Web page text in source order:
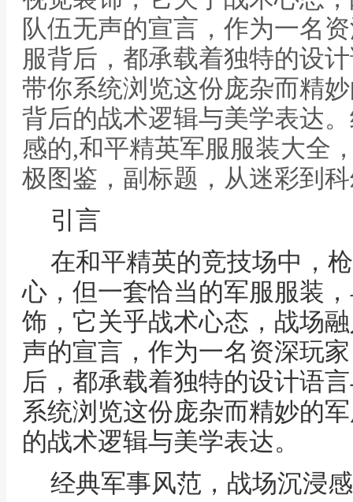
队伍无声的宣言，作为一名
服背后，都承载着独特的设
带你系统浏览这份庞杂而精
背后的战术逻辑与美学表达
感的,和平精英军服服装大全
极图鉴，副标题，从迷彩到
引言
在和平精英的竞技场中，
心，但一套恰当的军服服装
饰，它关乎战术心态，战场
声的宣言，作为一名资深玩
后，都承载着独特的设计语
系统浏览这份庞杂而精妙的
的战术逻辑与美学表达。
经典军事风范，战场沉浸